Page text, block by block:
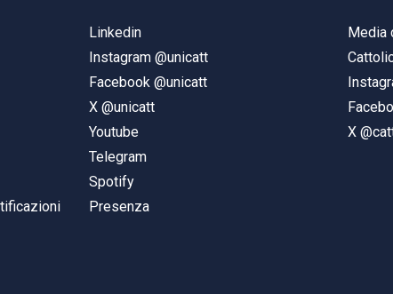
Linkedin
Instagram @unicatt
Facebook @unicatt
X @unicatt
Youtube
Telegram
Spotify
Presenza
Media
X